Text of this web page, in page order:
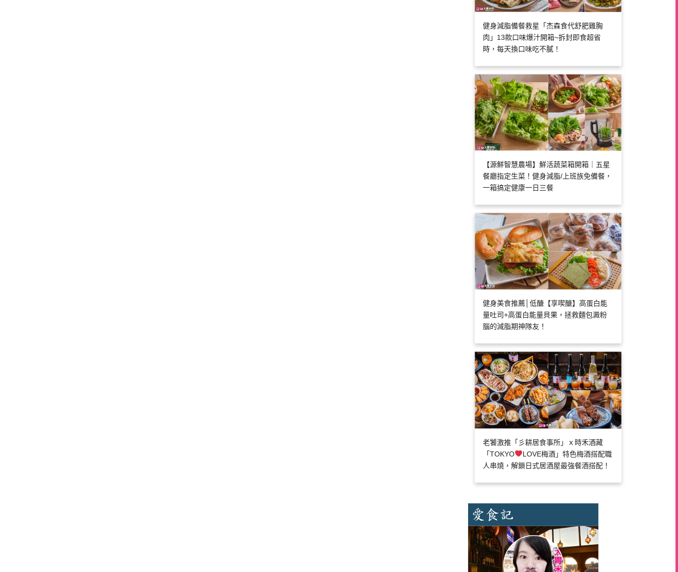
健身減脂備餐救星「杰森食代舒肥雞胸
肉」13款口味爆汁開箱~拆封即食超省
時，每天換口味吃不膩！
【源鮮智慧農場】鮮活蔬菜箱開箱｜五星
餐廳指定生菜！健身減脂/上班族免備餐，
一箱搞定健康一日三餐
健身美食推薦│低醣【享喫醣】高蛋白能
量吐司+高蛋白能量貝果，拯救麵包澱粉
腦的減脂期神隊友！
老饕激推「彡耕居食事所」ｘ時禾酒藏
「TOKYO
LOVE梅酒」特色梅酒搭配職
人串燒，解鎖日式居酒屋最強餐酒搭配！